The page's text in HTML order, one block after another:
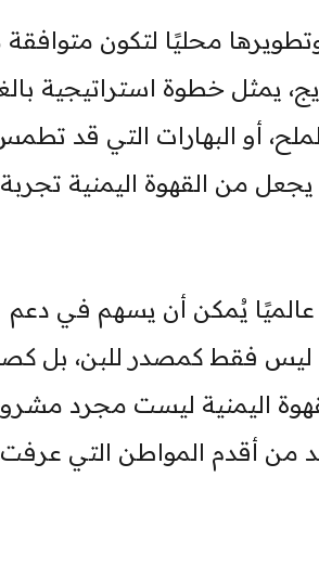
محليًا لتكون
يمثل خطوة استراتيجية
أو البهارات التي قد
يجعل من القهوة اليمنية تجربة
عالميًا يُمكن أن يسهم في دعم
ليس فقط كمصدر للبن، بل
اليمنية ليست مجرد
من أقدم المواطن التي عرفت